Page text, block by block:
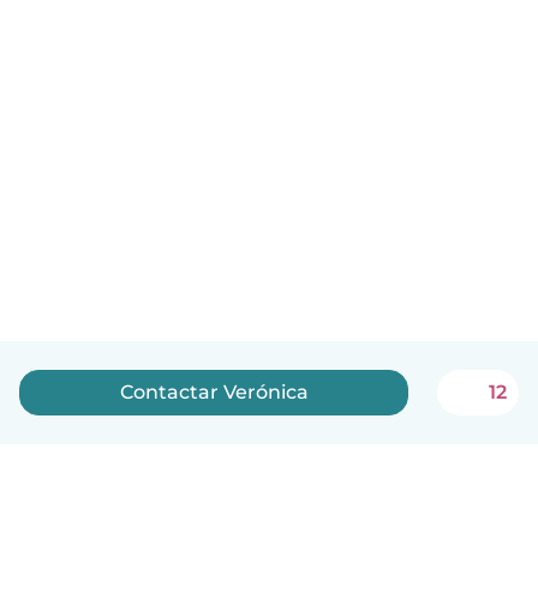
Contactar Verónica 12